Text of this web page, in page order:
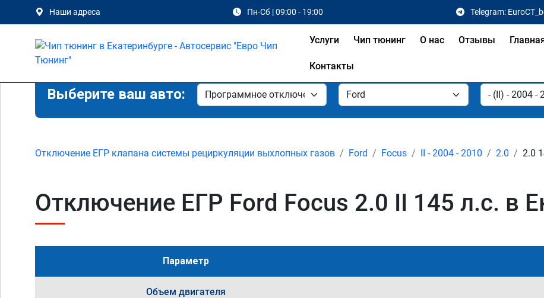
Наши адреса Пн-Сб | 09:00 - 19:00 Telegram:
Услуги Чип тюнинг О нас Отзывы
Контакты
Выберите ваш авто:
Отключение ЕГР клапана системы рециркуляции выхлопных газов Ford Focus II - 2004 - 2010 2.0 2.0
Отключение ЕГР Ford Focus 2.0 II 145 л.с. в
Параметр
Объем двигателя